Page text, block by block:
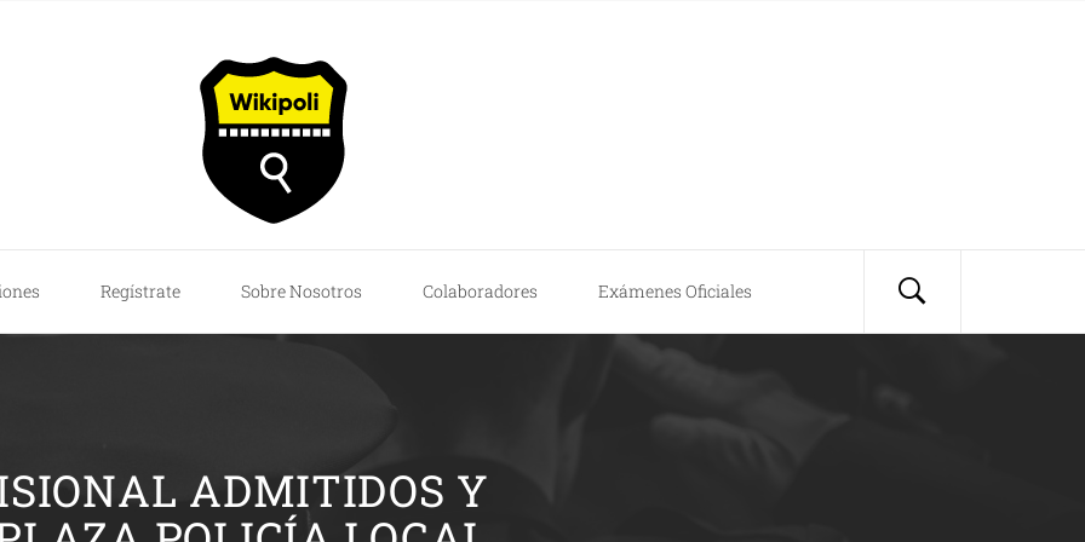
Regístrate Sobre Nosotros Colaboradores Exámenes Oficiales
ADMITIDOS Y